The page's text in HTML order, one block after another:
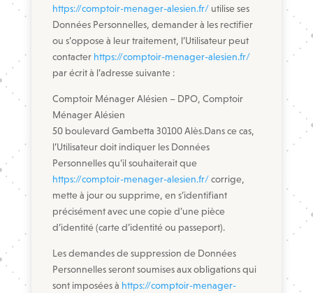
https://comptoir-menager-alesien.fr/utilise ses
Données Personnelles, demander à les rectifier
ou s’oppose à leur traitement, l’Utilisateur peut
contacter https://comptoir-menager-alesien.fr/
par écrit à l’adresse suivante :
Comptoir Ménager Alésien – DPO, Comptoir
Ménager Alésien
50 boulevard Gambetta 30100 Alès.Dans ce cas,
l’Utilisateur doit indiquer les Données
Personnelles qu’il souhaiterait que
https://comptoir-menager-alesien.fr/corrige,
mette à jour ou supprime, en s’identifiant
précisément avec une copie d’une pièce
d’identité (carte d’identité ou passeport).
Les demandes de suppression de Données
Personnelles seront soumises aux obligations qui
sont imposées à https://comptoir-menager-